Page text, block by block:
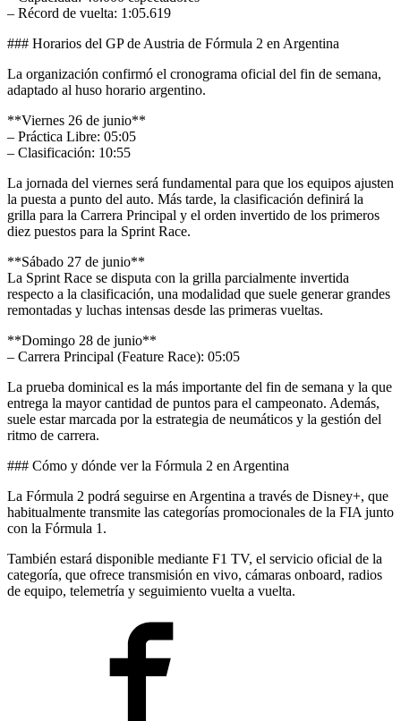
– Récord de vuelta: 1:05.619
### Horarios del GP de Austria de Fórmula 2 en Argentina
La organización confirmó el cronograma oficial del fin de semana,
adaptado al huso horario argentino.
**Viernes 26 de junio**
– Práctica Libre: 05:05
– Clasificación: 10:55
La jornada del viernes será fundamental para que los equipos ajusten
la puesta a punto del auto. Más tarde, la clasificación definirá la
grilla para la Carrera Principal y el orden invertido de los primeros
diez puestos para la Sprint Race.
**Sábado 27 de junio**
La Sprint Race se disputa con la grilla parcialmente invertida
respecto a la clasificación, una modalidad que suele generar grandes
remontadas y luchas intensas desde las primeras vueltas.
**Domingo 28 de junio**
– Carrera Principal (Feature Race): 05:05
La prueba dominical es la más importante del fin de semana y la que
entrega la mayor cantidad de puntos para el campeonato. Además,
suele estar marcada por la estrategia de neumáticos y la gestión del
ritmo de carrera.
### Cómo y dónde ver la Fórmula 2 en Argentina
La Fórmula 2 podrá seguirse en Argentina a través de Disney+, que
habitualmente transmite las categorías promocionales de la FIA junto
con la Fórmula 1.
También estará disponible mediante F1 TV, el servicio oficial de la
categoría, que ofrece transmisión en vivo, cámaras onboard, radios
de equipo, telemetría y seguimiento vuelta a vuelta.